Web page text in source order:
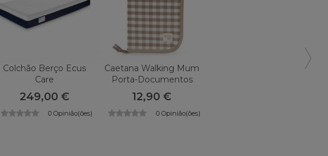
Colchão Berço Ecus
Care
249,00 €
0 Opinião(ões)
Caetana Walking Mum
Porta-Documentos
12,90 €
0 Opinião(ões)